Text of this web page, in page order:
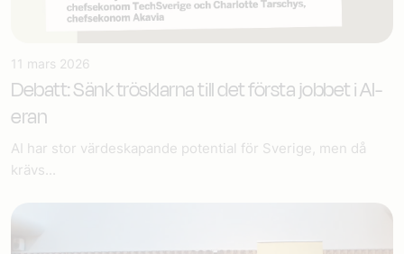
11 mars 2026
Debatt: Sänk trösklarna till det första jobbet i AI-
eran
AI har stor värdeskapande potential för Sverige, men då
krävs...